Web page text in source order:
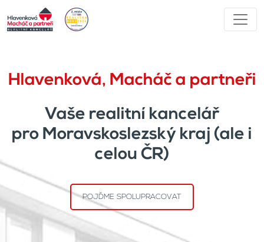
Hlavenková, Macháč a partneři
Vaše realitní kancelář
pro Moravskoslezský kraj (ale i
celou ČR)
POJĎME SPOLUPRACOVAT